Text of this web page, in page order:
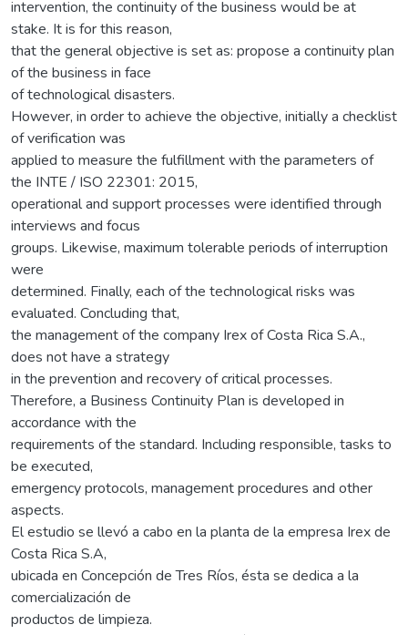
intervention, the continuity of the business would be at
stake. It is for this reason,
that the general objective is set as: propose a continuity plan
of the business in face
of technological disasters.
However, in order to achieve the objective, initially a checklist
of verification was
applied to measure the fulfillment with the parameters of
the INTE / ISO 22301: 2015,
operational and support processes were identified through
interviews and focus
groups. Likewise, maximum tolerable periods of interruption
were
determined. Finally, each of the technological risks was
evaluated. Concluding that,
the management of the company Irex of Costa Rica S.A.,
does not have a strategy
in the prevention and recovery of critical processes.
Therefore, a Business Continuity Plan is developed in
accordance with the
requirements of the standard. Including responsible, tasks to
be executed,
emergency protocols, management procedures and other
aspects.
El estudio se llevó a cabo en la planta de la empresa Irex de
Costa Rica S.A,
ubicada en Concepción de Tres Ríos, ésta se dedica a la
comercialización de
productos de limpieza.